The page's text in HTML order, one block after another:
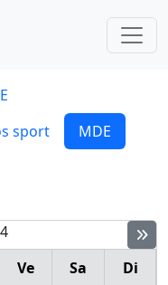
sport
MDE
Ve Sa
Di